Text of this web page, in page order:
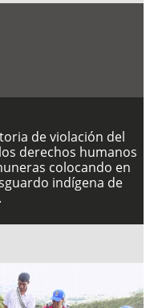
de violación del
derechos humanos
colocando en
indígena de